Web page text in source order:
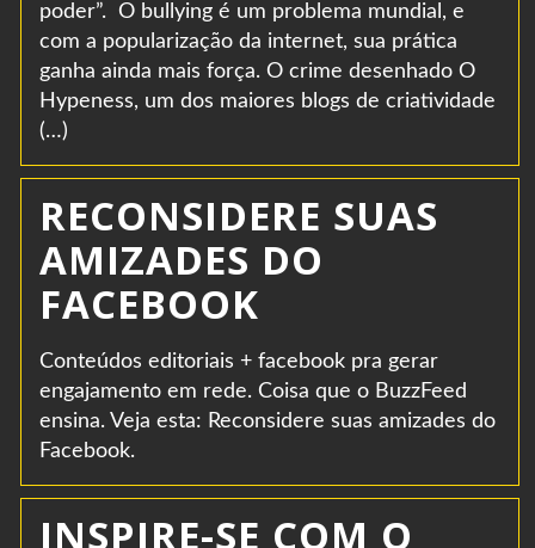
poder”. O bullying é um problema mundial, e
com a popularização da internet, sua prática
ganha ainda mais força. O crime desenhado O
Hypeness, um dos maiores blogs de criatividade
(…)
RECONSIDERE SUAS
AMIZADES DO
FACEBOOK
Conteúdos editoriais + facebook pra gerar
engajamento em rede. Coisa que o BuzzFeed
ensina. Veja esta: Reconsidere suas amizades do
Facebook.
INSPIRE-SE COM O